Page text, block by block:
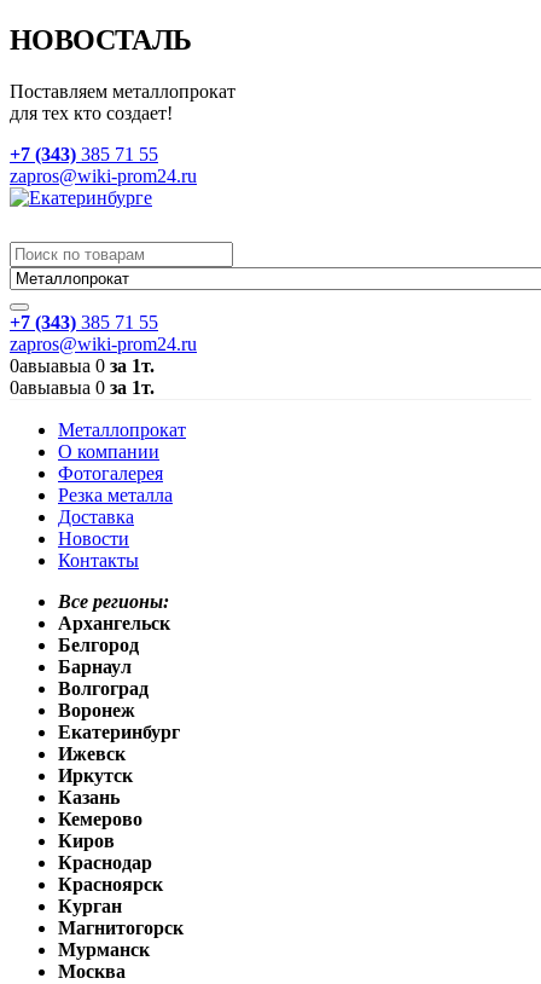
НОВОСТАЛЬ
Поставляем металлопрокат
для тех кто создает!
+7 (343) 385 71 55
zapros@wiki-prom24.ru
+7 (343) 385 71 55
zapros@wiki-prom24.ru
0авыавыа 0 за 1т.
0авыавыа 0 за 1т.
Металлопрокат
О компании
Фотогалерея
Резка металла
Доставка
Новости
Контакты
Все регионы:
Архангельск
Белгород
Барнаул
Волгоград
Воронеж
Екатеринбург
Ижевск
Иркутск
Казань
Кемерово
Киров
Краснодар
Красноярск
Курган
Магнитогорск
Мурманск
Москва